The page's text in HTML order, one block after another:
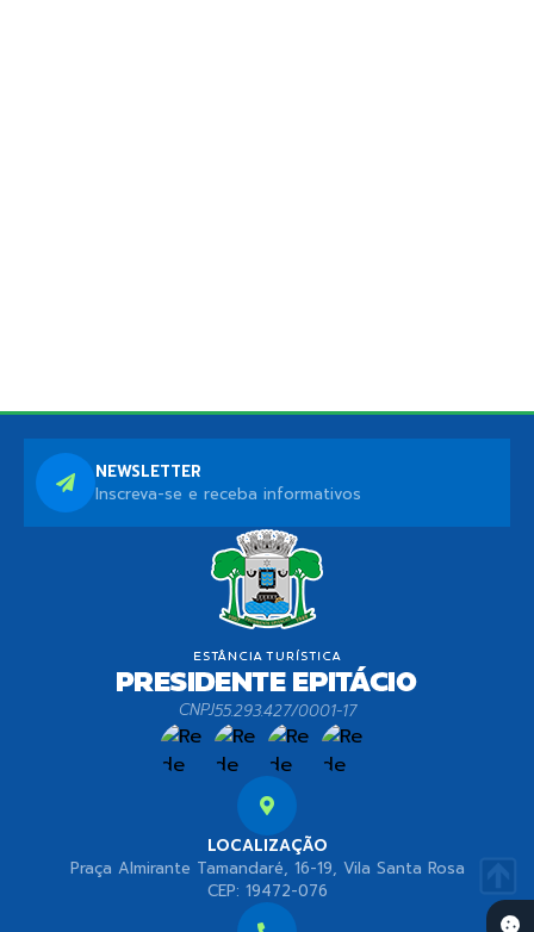
LOCALIZAÇÃO
Praça Almirante Tamandaré, 16-19, Vila Santa Rosa
CEP: 19472-076
CNPJ55.293.427/0001-17
NEWSLETTER
Inscreva-se e receba informativos